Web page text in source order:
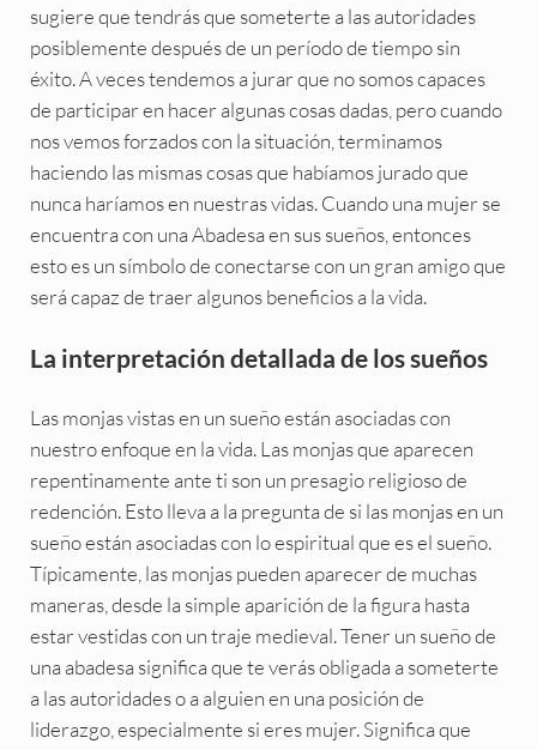
sugiere que tendrás que someterte a las autoridades
posiblemente después de un período de tiempo sin
éxito. A veces tendemos a jurar que no somos capaces
de participar en hacer algunas cosas dadas, pero cuando
nos vemos forzados con la situación, terminamos
haciendo las mismas cosas que habíamos jurado que
nunca haríamos en nuestras vidas. Cuando una mujer se
encuentra con una Abadesa en sus sueños, entonces
esto es un símbolo de conectarse con un gran amigo que
será capaz de traer algunos beneficios a la vida.
La interpretación detallada de los sueños
Las monjas vistas en un sueño están asociadas con
nuestro enfoque en la vida. Las monjas que aparecen
repentinamente ante ti son un presagio religioso de
redención. Esto lleva a la pregunta de si las monjas en un
sueño están asociadas con lo espiritual que es el sueño.
Típicamente, las monjas pueden aparecer de muchas
maneras, desde la simple aparición de la figura hasta
estar vestidas con un traje medieval. Tener un sueño de
una abadesa significa que te verás obligada a someterte
a las autoridades o a alguien en una posición de
liderazgo, especialmente si eres mujer. Significa que